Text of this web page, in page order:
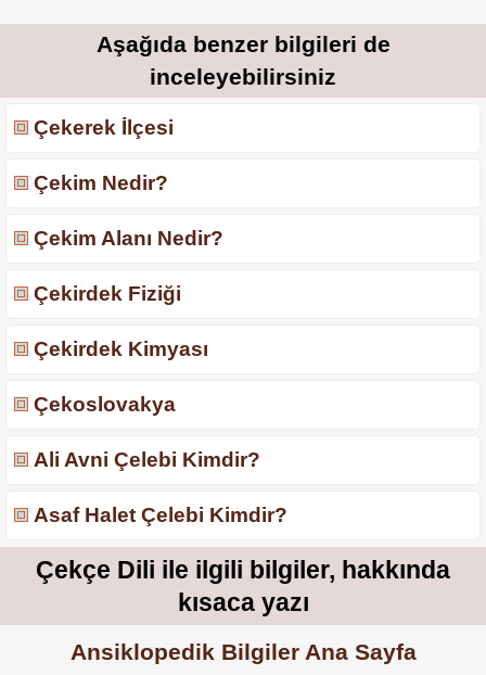
Aşağıda benzer bilgileri de
inceleyebilirsiniz
Çekerek İlçesi
Çekim Nedir?
Çekim Alanı Nedir?
Çekirdek Fiziği
Çekirdek Kimyası
Çekoslovakya
Ali Avni Çelebi Kimdir?
Asaf Halet Çelebi Kimdir?
Çekçe Dili ile ilgili bilgiler, hakkında
kısaca yazı
Ansiklopedik Bilgiler Ana Sayfa